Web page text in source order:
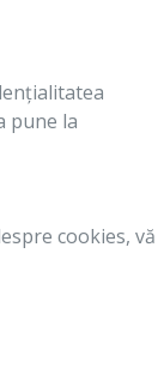
pune la
cookies, vă